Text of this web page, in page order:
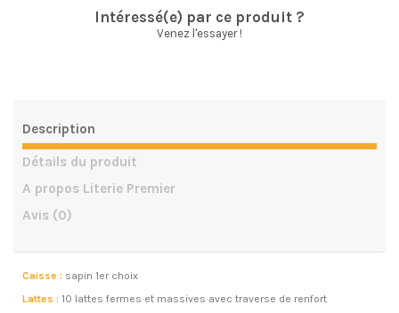
Intéressé(e) par ce produit ?
Venez l'essayer !
Description
Détails du produit
A propos Literie Premier
Avis (0)
Caisse : sapin 1er choix
Lattes : 10 lattes fermes et massives avec traverse de renfort